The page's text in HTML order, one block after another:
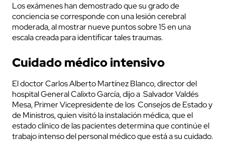
Los exámenes han demostrado que su grado de
conciencia se corresponde con una lesión cerebral
moderada, al mostrar nueve puntos sobre 15 en una
escala creada para identificar tales traumas.
Cuidado médico intensivo
El doctor Carlos Alberto Martínez Blanco, director del
hospital General Calixto García, dijo a Salvador Valdés
Mesa, Primer Vicepresidente de los Consejos de Estado y
de Ministros, quien visitó la instalación médica, que el
estado clínico de las pacientes determina que continúe el
trabajo intenso del personal médico que está a su cuidado.